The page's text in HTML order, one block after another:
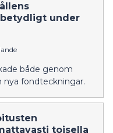
under
både genom
fondteckningar.
toisella